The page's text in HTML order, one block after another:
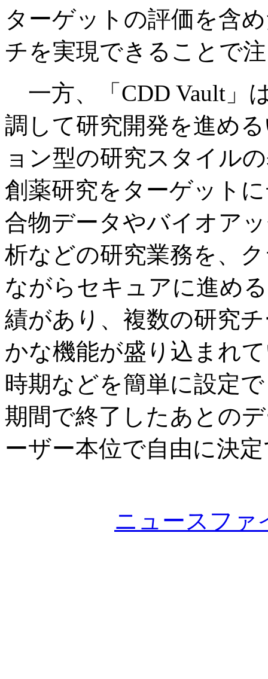
ターゲットの評価を含
チを実現できることで
一方、「CDD Vault」
調して研究開発を進め
ョン型の研究スタイル
創薬研究をターゲット
合物データやバイオア
析などの研究業務を、
ながらセキュアに進め
績があり、複数の研究
かな機能が盛り込まれ
時期などを簡単に設定
期間で終了したあとの
ーザー本位で自由に決
ニュースファ